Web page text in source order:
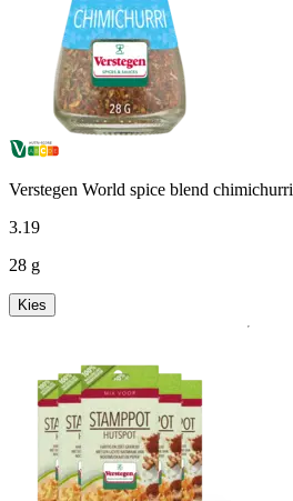
Verstegen World spice blend chimichurri
3.19
28 g
Kies